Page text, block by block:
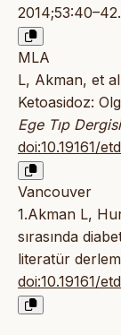
2014;53:40–42.
MLA
L, Akman, et
Ketoasidoz:
Ege Tıp Dergisi
doi:10.19161/
Vancouver
1.Akman L,
sırasında
literatür
doi:10.19161/